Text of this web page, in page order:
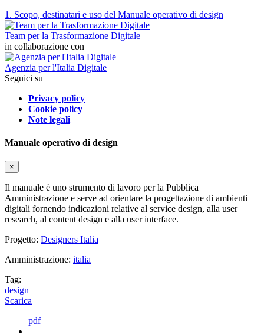
1. Scopo, destinatari e uso del Manuale operativo di design
Team per la Trasformazione Digitale
in collaborazione con
Agenzia per l'Italia Digitale
Seguici su
Privacy policy
Cookie policy
Note legali
Manuale operativo di design
×
Il manuale è uno strumento di lavoro per la Pubblica
Amministrazione e serve ad orientare la progettazione di ambienti
digitali fornendo indicazioni relative al service design, alla user
research, al content design e alla user interface.
Progetto: Designers Italia
Amministrazione: italia
Tag:
design
Scarica
pdf